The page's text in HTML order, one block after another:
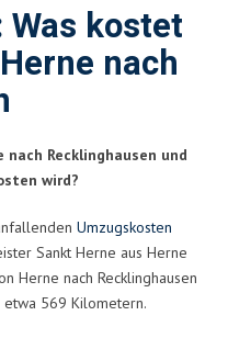
kostet
nach
Recklinghausen und
wird?
Umzugskosten
Sankt Herne aus Herne
Herne nach Recklinghausen
569 Kilometern.